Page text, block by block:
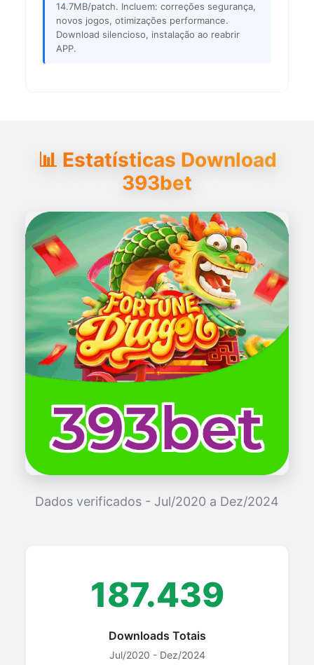
14.7MB/patch. Incluem: correções segurança,
novos jogos, otimizações performance.
Download silencioso, instalação ao reabrir
APP.
📊 Estatísticas Download
393bet
Dados verificados - Jul/2020 a Dez/2024
187.439
Downloads Totais
Jul/2020 - Dez/2024